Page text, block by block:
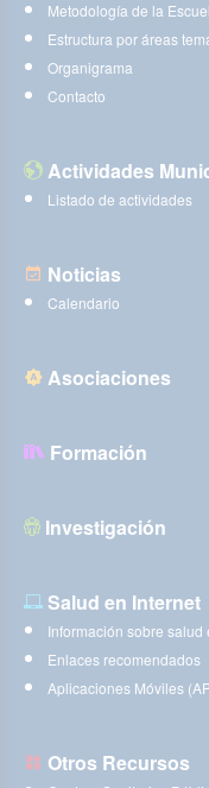
Metodología de la
Estructura por áreas
Organigrama
Contacto
Actividades
Listado de actividades
Noticias
Calendario
Asociaciones
Formación
Investigación
Salud en Internet
Información sobre salud
Enlaces recomendados
Aplicaciones Móviles
Otros Recursos